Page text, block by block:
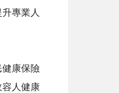
專業人
康保險
容人健康